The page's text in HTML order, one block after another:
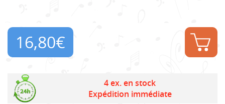
16,80€
4 ex. en stock
Expédition immédiate